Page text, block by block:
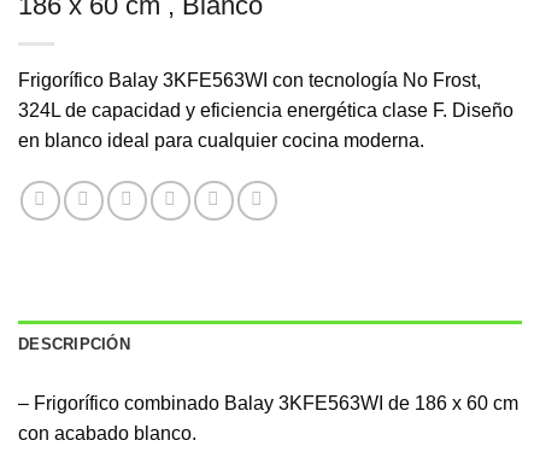
Frigorífico Balay 3KFE563WI con tecnología No Frost,
324L de capacidad y eficiencia energética clase F. Diseño
en blanco ideal para cualquier cocina moderna.
DESCRIPCIÓN
– Frigorífico combinado Balay 3KFE563WI de 186 x 60 cm
con acabado blanco.